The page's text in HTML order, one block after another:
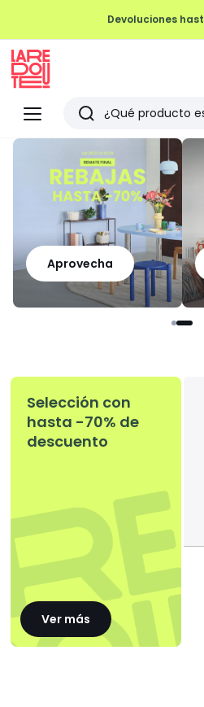
Devoluciones
Menu
Redoute
Buscar
Últimos
artículos
vistos
Aprovecha
Selección con
hasta -70% de
descuento
Ver más